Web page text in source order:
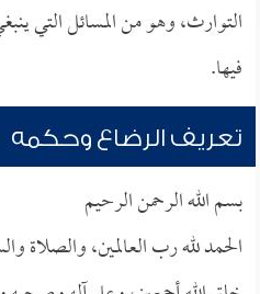
التوارث، وهو من المسائل التي
فيها.
تعريف الرضاع وحكمه
بسم الله الرحمن الرحيم
الحمد لله رب العالمين، والصلاة